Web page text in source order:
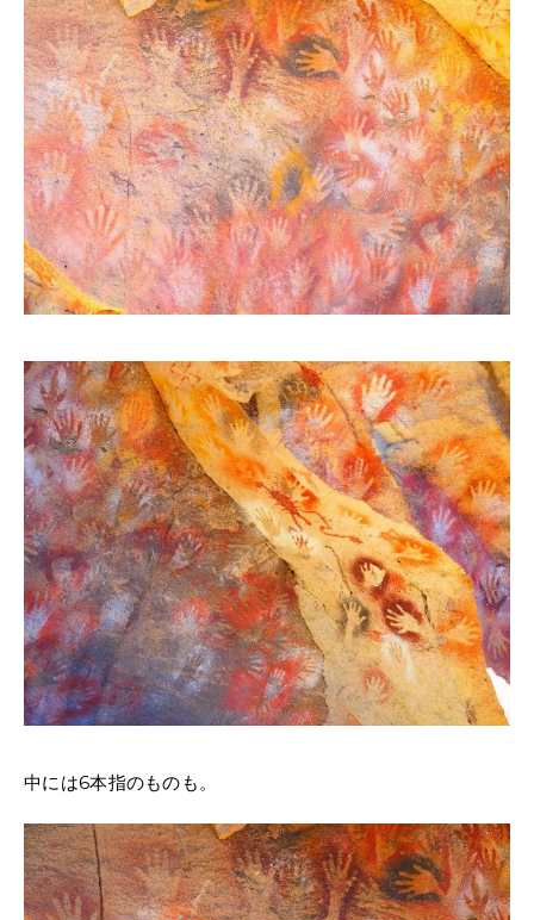
中には6本指のものも。